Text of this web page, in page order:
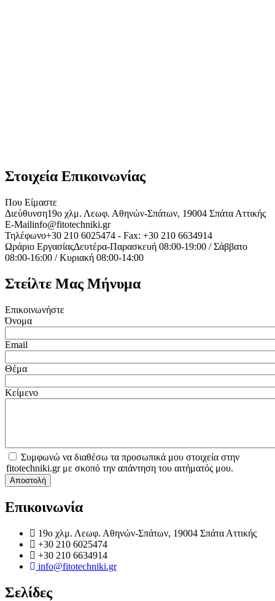
Στοιχεία Επικοινωνίας
Που Είμαστε
Διεύθυνση19o χλμ. Λεωφ. Αθηνών-Σπάτων, 19004 Σπάτα Αττικής
E-Mailinfo@fitotechniki.gr
Τηλέφωνο+30 210 6025474 - Fax: +30 210 6634914
Ωράριο ΕργασίαςΔευτέρα-Παρασκευή 08:00-19:00 / Σάββατο
08:00-16:00 / Κυριακή 08:00-14:00
Στείλτε Μας Μήνυμα
Επικοινωνήστε
Όνομα
Email
Θέμα
Κείμενο
privacy
policy
Συμφωνώ να διαθέσω τα προσωπικά μου στοιχεία στην
fitotechniki.gr με σκοπό την απάντηση του αιτήματός μου.
Επικοινωνία
19o χλμ. Λεωφ. Αθηνών-Σπάτων, 19004 Σπάτα Αττικής
+30 210 6025474
+30 210 6634914
info@fitotechniki.gr
Σελίδες